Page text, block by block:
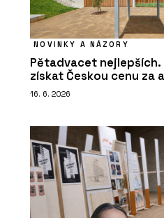
NOVINKY A NÁZORY
Pětadvacet
získat Českou cenu za
16. 6. 2026